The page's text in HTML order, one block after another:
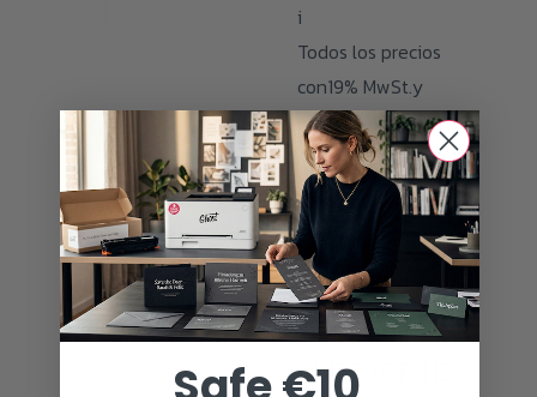
i
Todos los precios
con19% MwSt.y
gastos de envío
AÑADIR AL
CARRITO
Consumibles de
tóner
Yellow Toner
M452 (CF412